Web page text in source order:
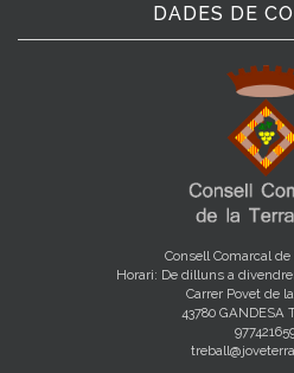
DADES DE
Consell Comarcal de
Horari: De dilluns a
Carrer Povet de
43780 GANDESA